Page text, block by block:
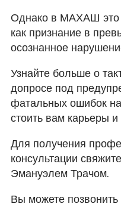
Однако в МАХАШ это
как признание в
осознанное
Узнайте больше о
допросе под
фатальных ошибок
стоить вам карьеры и
Для получения
консультации
Эмануэлем Трачом.
Вы можете